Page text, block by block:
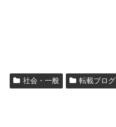
社会・一般 転載ブログ